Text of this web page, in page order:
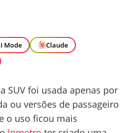
Mode
Claude
SUV foi usada apenas por
ou versões de passageiro
o uso ficou mais